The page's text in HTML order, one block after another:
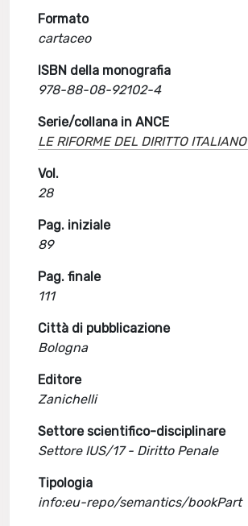
Formato
cartaceo
ISBN della monografia
978-88-08-92102-4
Serie/collana in ANCE
LE RIFORME DEL DIRITTO ITALIANO
Vol.
28
Pag. iniziale
89
Pag. finale
111
Città di pubblicazione
Bologna
Editore
Zanichelli
Settore scientifico-disciplinare
Settore IUS/17 - Diritto Penale
Tipologia
info:eu-repo/semantics/bookPart